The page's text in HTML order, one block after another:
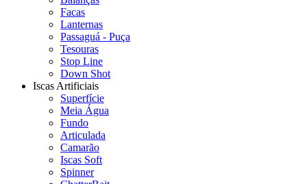
Facas
Lanternas
Passaguá - Puça
Tesouras
Stop Line
Down Shot
Iscas Artificiais
Superfície
Meia Água
Fundo
Articulada
Camarão
Iscas Soft
Spinner